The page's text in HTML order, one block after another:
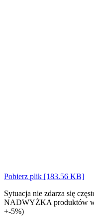
Pobierz plik [183.56 KB]
Sytuacja nie zdarza się
NADWYŻKA produktów
+-5%)